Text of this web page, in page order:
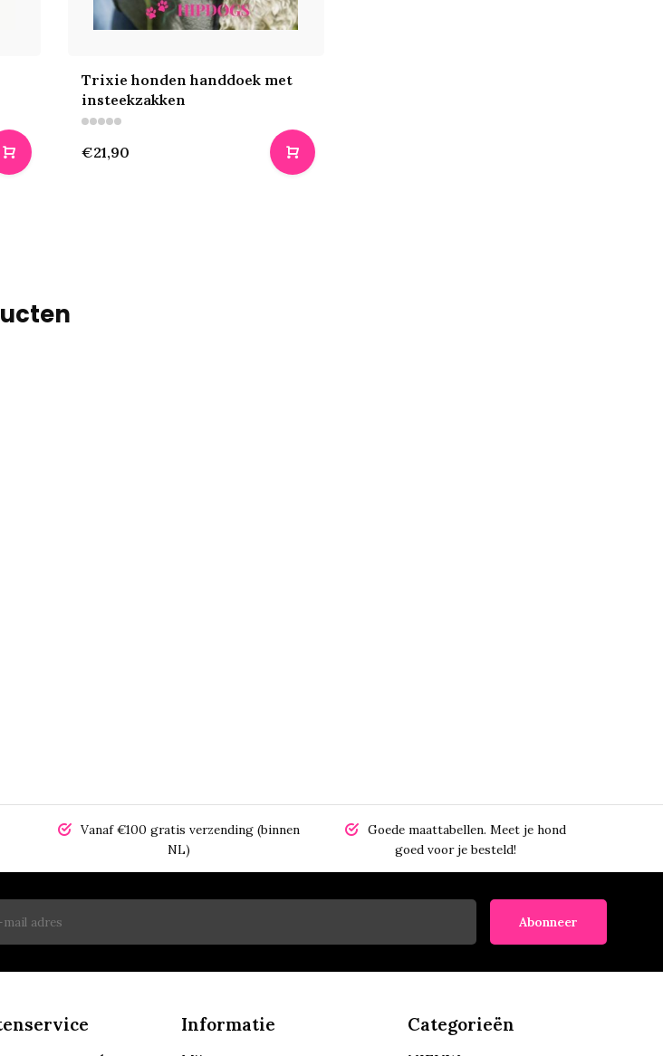
Trixie honden handdoek met
insteekzakken
€21,90
Vanaf €100 gratis verzending (binnen
NL)
Goede maattabellen. Meet je hond
goed voor je besteld!
Abonneer
Informatie Categorieën